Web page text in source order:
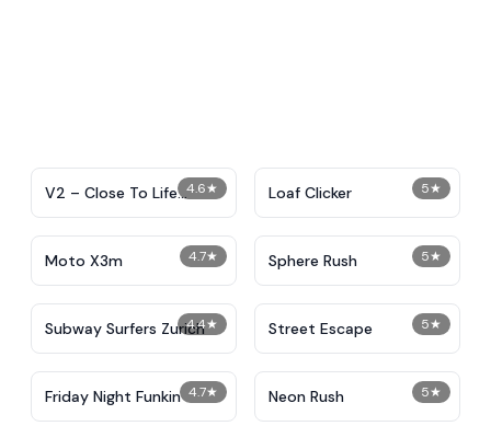
4.6★
V2 – Close To Life
IncrediBox
5★
Loaf Clicker
4.7★
Moto X3m 5★
Sphere Rush
4.4★
Subway Surfers Zurich 5★
Street Escape
4.7★
Friday Night Funkin 5★
Neon Rush